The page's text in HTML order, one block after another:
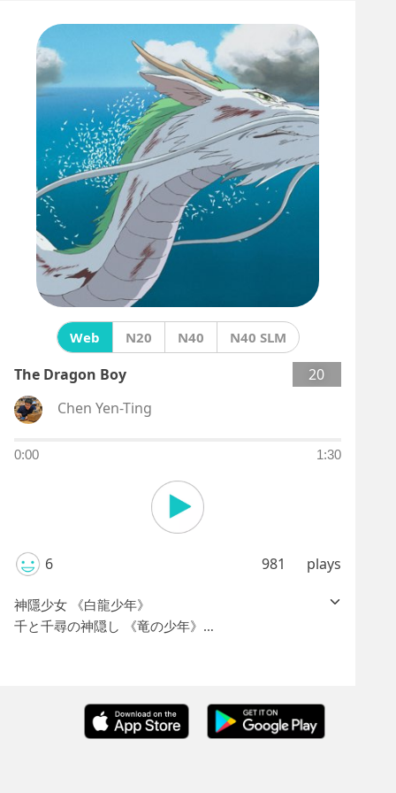
Web N20 N40 N40 SLM
The Dragon Boy
20
Chen Yen-Ting
0:00 1:30
6 981 plays
神隱少女 《白龍少年》
千と千尋の神隠し 《竜の少年》